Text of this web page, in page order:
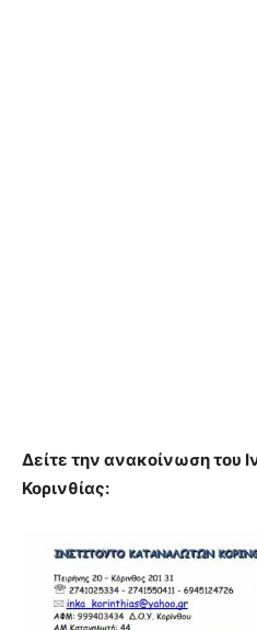
Δείτε την ανακοίνωση του
Κορινθίας: